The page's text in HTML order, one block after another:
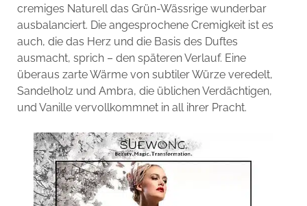
cremiges Naturell das Grün-Wässrige wunderbar
ausbalanciert. Die angesprochene Cremigkeit ist es
auch, die das Herz und die Basis des Duftes
ausmacht, sprich – den späteren Verlauf. Eine
überaus zarte Wärme von subtiler Würze veredelt,
Sandelholz und Ambra, die üblichen Verdächtigen,
und Vanille vervollkommnet in all ihrer Pracht.